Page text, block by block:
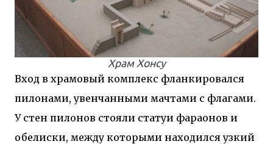
Храм Хонсу
Вход в храмовый комплекс фланкировался
пилонами, увенчанными мачтами с флагами.
У стен пилонов стояли статуи фараонов и
обелиски, между которыми находился узкий